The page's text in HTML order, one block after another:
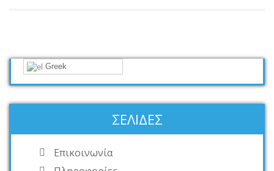
Greek
ΣΕΛΊΔΕΣ
Επικοινωνία